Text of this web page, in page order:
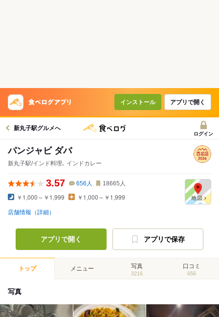
インストール アプリで開く
新丸子駅グルメへ
ログイン
パンジャビ ダバ
新丸子駅/インド料理､ インドカレー
3.57 656 人 18665 人
￥1,000～￥1,999 ￥1,000～￥1,999
店舗情報（詳細）
アプリで開く アプリで保存
トップ メニュー 写真
3216
口コミ
656
写真